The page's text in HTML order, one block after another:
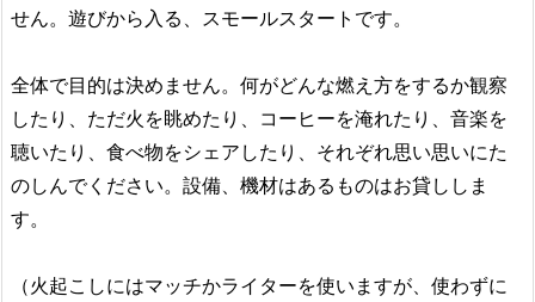
せん。遊びから入る、スモールスタートです。
全体で目的は決めません。何がどんな燃え方をするか観察
したり、ただ火を眺めたり、コーヒーを淹れたり、音楽を
聴いたり、食べ物をシェアしたり、それぞれ思い思いにた
のしんでください。設備、機材はあるものはお貸ししま
す。
（火起こしにはマッチかライターを使いますが、使わずに